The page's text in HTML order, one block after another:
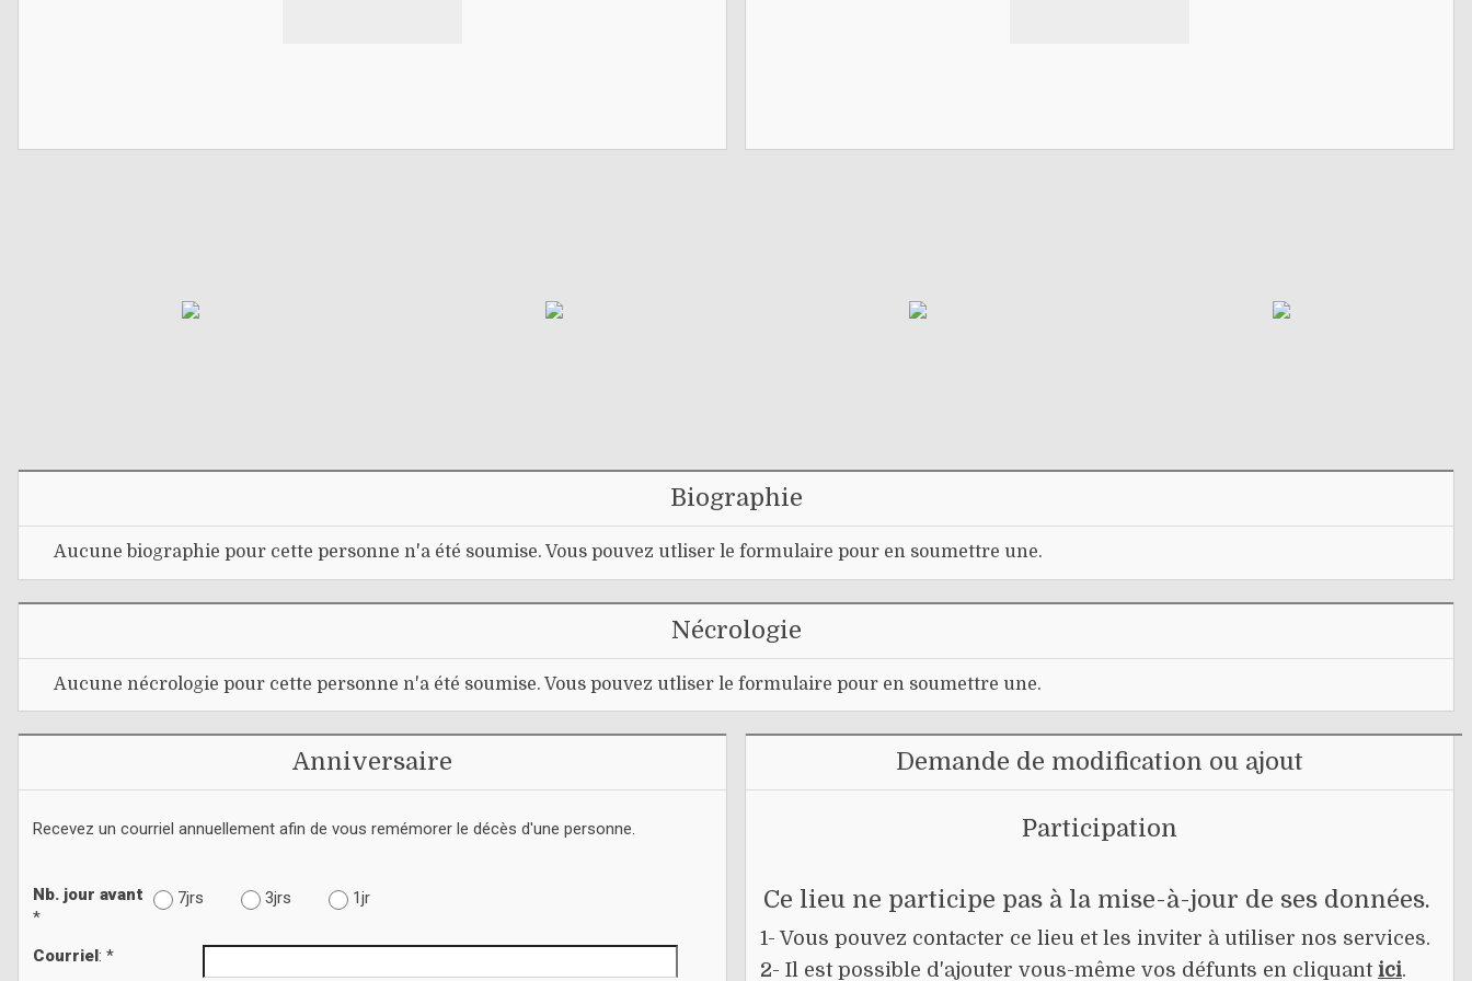
Biographie
Aucune biographie pour cette personne n'a été soumise. Vous pouvez utliser le formulaire pour en soumettre une.
Nécrologie
Aucune nécrologie pour cette personne n'a été soumise. Vous pouvez utliser le formulaire pour en soumettre une.
Anniversaire
Recevez un courriel annuellement afin de vous remémorer le décès d'une personne.
Nb. jour avant
*
7jrs 3jrs 1jr
Courriel: *
Demande de modification ou ajout
Participation
Ce lieu ne participe pas à la mise-à-jour de ses données.
1- Vous pouvez contacter ce lieu et les inviter à utiliser nos services.
2- Il est possible d'ajouter vous-même vos défunts en cliquant ici.